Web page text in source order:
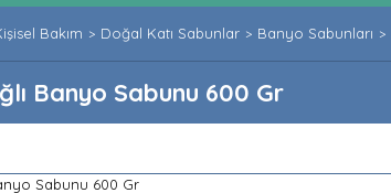
Bakım Doğal Katı Sabunlar Banyo Sabunları
Banyo Sabunu 600 Gr